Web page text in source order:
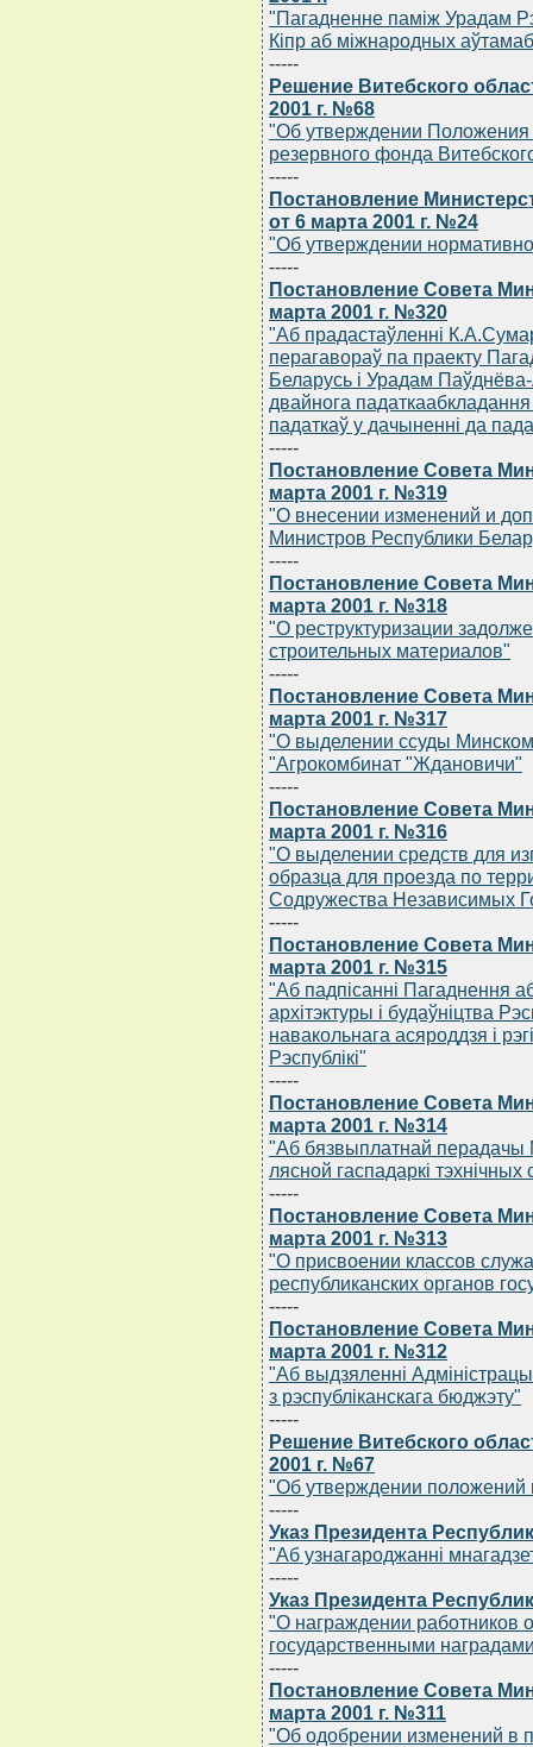
"Пагадненне памiж Урадам
Кiпр аб мiжнародных
-----
Решение Витебского
2001 г. №68
"Об утверждении Положения
резервного фонда
-----
Постановление
от 6 марта 2001 г. №24
"Об утверждении
-----
Постановление Совета
марта 2001 г. №320
"Аб прадастаўленнi
перагавораў па праекту
Беларусь i Урадам
двайнога
падаткаў у дачыненнi да
-----
Постановление Совета
марта 2001 г. №319
"О внесении изменений и
Министров Республики
-----
Постановление Совета
марта 2001 г. №318
"О реструктуризации
строительных материалов"
-----
Постановление Совета
марта 2001 г. №317
"О выделении ссуды
"Агрокомбинат "Ждановичи"
-----
Постановление Совета
марта 2001 г. №316
"О выделении средств для
образца для проезда по
Содружества Независимых
-----
Постановление Совета
марта 2001 г. №315
"Аб падпiсаннi Пагаднення
архiтэктуры i будаўнiцтва
навакольнага асяроддзя i
Рэспублiкi"
-----
Постановление Совета
марта 2001 г. №314
"Аб бязвыплатнай перадачы
лясной гаспадаркi тэхнiчных
-----
Постановление Совета
марта 2001 г. №313
"О присвоении классов
республиканских органов
-----
Постановление Совета
марта 2001 г. №312
"Аб выдзяленнi
з рэспублiканскага бюджэту"
-----
Решение Витебского
2001 г. №67
"Об утверждении
-----
Указ Президента
"Аб узнагароджаннi
-----
Указ Президента
"О награждении работников
государственными
-----
Постановление Совета
марта 2001 г. №311
"Об одобрении изменений в